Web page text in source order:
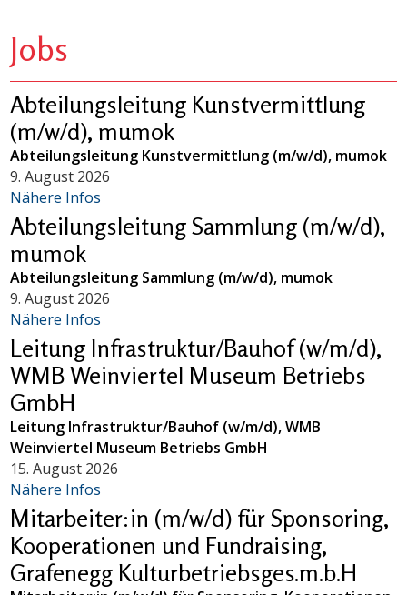
Jobs
Abteilungsleitung Kunstvermittlung
(m/w/d), mumok
Abteilungsleitung Kunstvermittlung (m/w/d), mumok
9. August 2026
Nähere Infos
Abteilungsleitung Sammlung (m/w/d),
mumok
Abteilungsleitung Sammlung (m/w/d), mumok
9. August 2026
Nähere Infos
Leitung Infrastruktur/Bauhof (w/m/d),
WMB Weinviertel Museum Betriebs
GmbH
Leitung Infrastruktur/Bauhof (w/m/d), WMB
Weinviertel Museum Betriebs GmbH
15. August 2026
Nähere Infos
Mitarbeiter:in (m/w/d) für Sponsoring,
Kooperationen und Fundraising,
Grafenegg Kulturbetriebsges.m.b.H